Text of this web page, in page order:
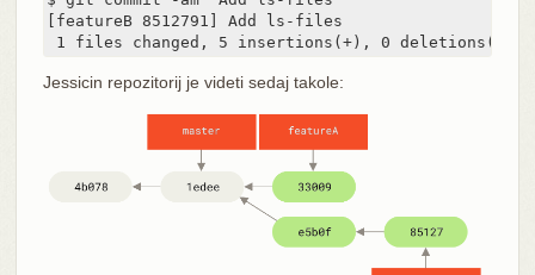
[featureB 8512791] Add ls-files
1 files changed, 5 insertions(+), 0 deletions(-)
Jessicin repozitorij je videti sedaj takole: